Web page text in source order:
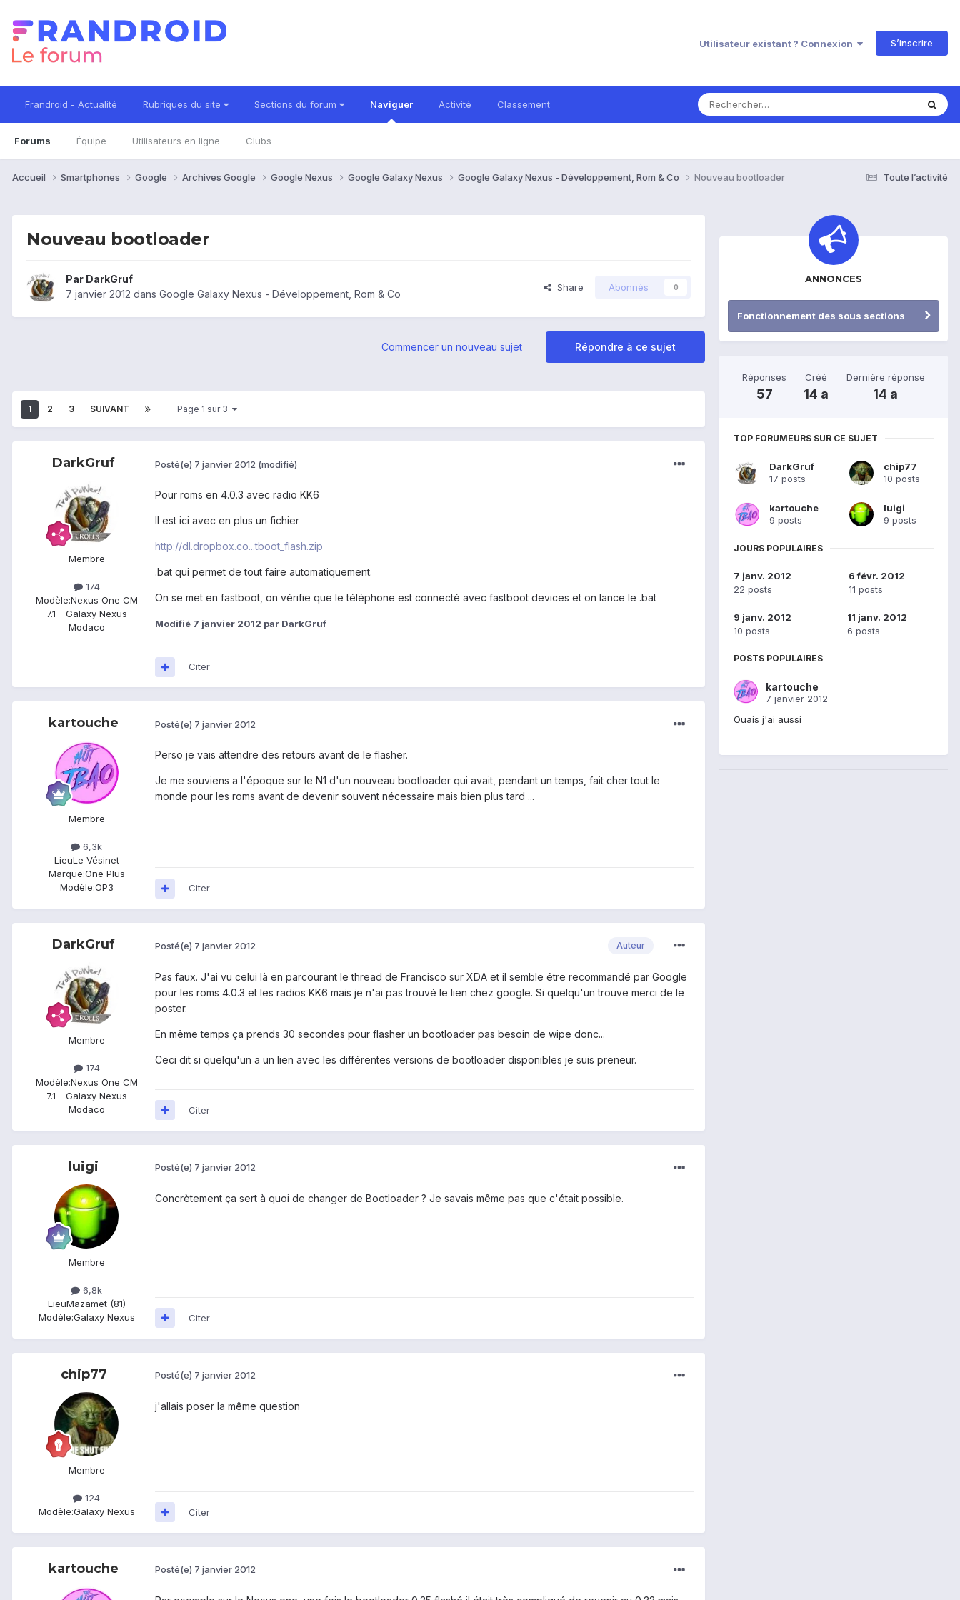
Utilisateur existant ? Connexion S’inscrire
Frandroid - Actualité Rubriques du site Sections du forum Naviguer
Forums Équipe Utilisateurs en ligne Clubs
Activité Classement
Toute l’activité
Accueil Smartphones Google Archives Google Google Nexus Google Galaxy Nexus Google Galaxy Nexus - Développement, Rom & Co Nouveau bootloader
Nouveau bootloader
Par DarkGruf
7 janvier 2012 dans Google Galaxy Nexus - Développement, Rom & Co
Share Abonnés 0
Répondre à ce sujet
Commencer un nouveau sujet
1 2 3 SUIVANT Page 1 sur 3
DarkGruf
Membre
174
Modèle:Nexus One CM
7.1 - Galaxy Nexus
Modaco
Posté(e) 7 janvier 2012 (modifié)
Pour roms en 4.0.3 avec radio KK6
Il est ici avec en plus un fichier
http://dl.dropbox.co...tboot_flash.zip
.bat qui permet de tout faire automatiquement.
On se met en fastboot, on vérifie que le téléphone est connecté avec fastboot devices et on lance le .bat
Modifié 7 janvier 2012 par DarkGruf
Citer
kartouche
Membre
6,3k
LieuLe Vésinet
Marque:One Plus
Modèle:OP3
Posté(e) 7 janvier 2012
Perso je vais attendre des retours avant de le flasher.
Je me souviens a l'époque sur le N1 d'un nouveau bootloader qui avait, pendant un temps, fait cher tout le
monde pour les roms avant de devenir souvent nécessaire mais bien plus tard ...
Citer
DarkGruf
Membre
174
Modèle:Nexus One CM
7.1 - Galaxy Nexus
Modaco
Auteur
Posté(e) 7 janvier 2012
Pas faux. J'ai vu celui là en parcourant le thread de Francisco sur XDA et il semble être recommandé par Google
pour les roms 4.0.3 et les radios KK6 mais je n'ai pas trouvé le lien chez google. Si quelqu'un trouve merci de le
poster.
En même temps ça prends 30 secondes pour flasher un bootloader pas besoin de wipe donc...
Ceci dit si quelqu'un a un lien avec les différentes versions de bootloader disponibles je suis preneur.
Citer
luigi
Membre
6,8k
LieuMazamet (81)
Modèle:Galaxy Nexus
Posté(e) 7 janvier 2012
Concrètement ça sert à quoi de changer de Bootloader ? Je savais même pas que c'était possible.
Citer
chip77
Membre
124
Modèle:Galaxy Nexus
Posté(e) 7 janvier 2012
j'allais poser la même question
Citer
kartouche Posté(e) 7 janvier 2012
ANNONCES
Fonctionnement des sous sections
Réponses
57
Créé
14 a
Dernière réponse
14 a
TOP FORUMEURS SUR CE SUJET
DarkGruf
17 posts
chip77
10 posts
kartouche
9 posts
luigi
9 posts
JOURS POPULAIRES
7 janv. 2012
22 posts
6 févr. 2012
11 posts
9 janv. 2012
10 posts
11 janv. 2012
6 posts
POSTS POPULAIRES
kartouche
7 janvier 2012
Ouais j'ai aussi